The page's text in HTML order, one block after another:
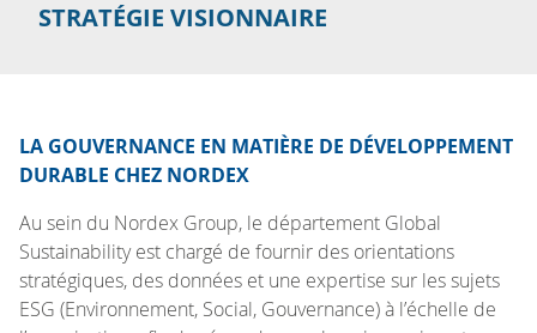
STRATÉGIE VISIONNAIRE
LA GOUVERNANCE EN MATIÈRE DE DÉVELOPPEMENT
DURABLE CHEZ NORDEX
Au sein du Nordex Group, le département Global
Sustainability est chargé de fournir des orientations
stratégiques, des données et une expertise sur les sujets
ESG (Environnement, Social, Gouvernance) à l’échelle de